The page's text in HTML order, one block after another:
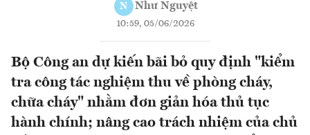
N Như Nguyệt
10:59, 05/06/2026
Bộ Công an dự kiến bãi bỏ quy định "kiểm
tra công tác nghiệm thu về phòng cháy,
chữa cháy" nhằm đơn giản hóa thủ tục
hành chính; nâng cao trách nhiệm của chủ